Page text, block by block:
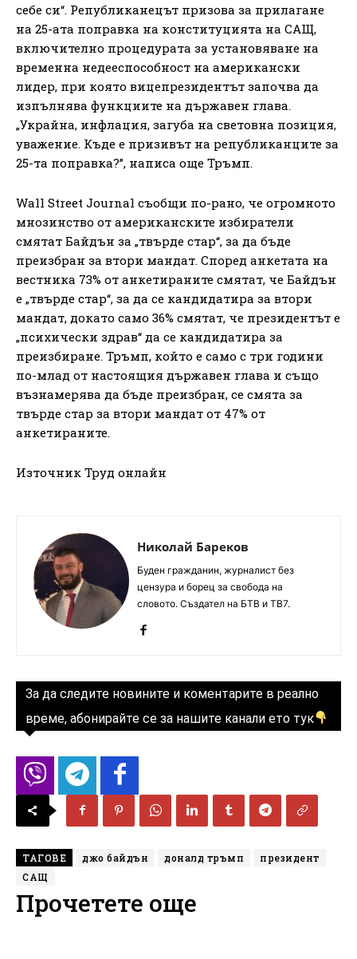
себе си“. Републиканецът призова за прилагане
на 25-ата поправка на конституцията на САЩ,
включително процедурата за установяване на
временна недееспособност на американски
лидер, при която вицепрезидентът започва да
изпълнява функциите на държавен глава.
„Украйна, инфлация, загуба на световна позиция,
уважение. Къде е призивът на републиканците за
25-та поправка?”, написа още Тръмп.
Wall Street Journal съобщи по-рано, че огромното
мнозинство от американските избиратели
смятат Байдън за „твърде стар“, за да бъде
преизбран за втори мандат. Според анкетата на
вестника 73% от анкетираните смятат, че Байдън
е „твърде стар“, за да се кандидатира за втори
мандат, докато само 36% смятат, че президентът е
„психически здрав“ да се кандидатира за
преизбиране. Тръмп, който е само с три години
по-млад от настоящия държавен глава и също
възнамерява да бъде преизбран, се смята за
твърде стар за втори мандат от 47% от
анкетираните.
Източник Труд онлайн
Николай Бареков
Буден гражданин, журналист без
цензура и борец за свобода на
словото. Създател на БТВ и ТВ7.
За да следите новините и коментарите в реално
време, абонирайте се за нашите канали ето тук
ТАГОВЕ джо байдън доналд тръмп
президент
САЩ
Прочетете още